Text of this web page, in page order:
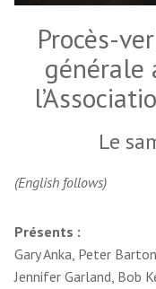
Procès-
générale
Le
(English follows)
Présents :
Gary Anka, Peter
Jennifer Garland, Bob